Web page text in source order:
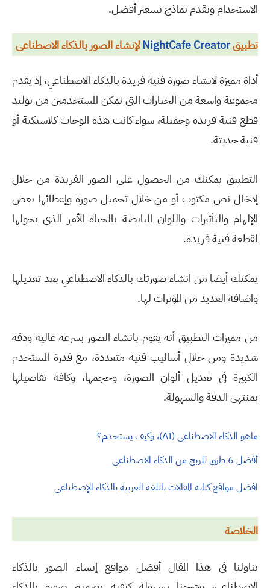
الاستخدام وتقدم نماذج تسعير أفضل.
تطبيقNightCafe Creatorلإنشاء الصور بالذكاء الاصطناعى
أداة مميزة لانشاء صورة فنية فريدة بالذكاء الاصطناعي، إذ يقدم
مجموعة واسعة من الخيارات التي تمكن المستخدمين من توليد
قطع فنية فريدة وجميلة، سواء كانت هذه الوحات كلاسيكية أو
فنية حديثة.
التطبيق يمكنك من الحصول على الصور الفريدة من خلال
إدخال نص مكتوب أو من خلال تحميل صورة وإعطائها بعض
الإلهام والتأثيرات واللوان النابضة بالحياة الأمر الذى يحولها
لقطعة فنية فريدة.
يمكنك أيضا من انشاء صورتك بالذكاء الاصطناعي بعد تعديلها
واضافة العديد من المؤثرات لها.
من مميزات التطبيق أنه يقوم بانشاء الصور بسرعة عالية ودقة
شديدة ومن خلال أساليب فنية متعددة، مع قدرة المستخدم
الكبيرة فى تعديل ألوان الصورة، وحجمها، وكافة تفاصيلها
بمنتهى الدقة والسهولة.
ماهو الذكاء الاصطناعى (AI)، وكيف يستخدم؟
أفضل 6 طرق للربح من الذكاء الاصطناعى
افضل مواقع كتابة المقالات باللغة العربية بالذكاء الإصطناعى
الخلاصة
تناولنا فى هذا المقال أفضل مواقع إنشاء الصور بالذكاء